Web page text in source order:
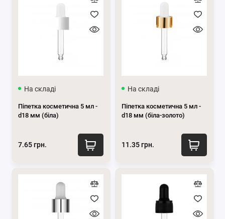
На складі
Піпетка косметична 5 мл -
d18 мм (біла)
7.65 грн.
На складі
Піпетка косметична 5 мл -
d18 мм (біла-золото)
11.35 грн.